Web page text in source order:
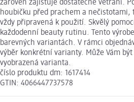
zároveň zajišťuje dostatečné větrání.
houbičku před prachem a nečistotami,
vždy připravená k použití. Skvělý
každodenní beauty rutinu. Tento
barevných variantách. V rámci
výběr konkrétní varianty. Může Vám
vyobrazená varianta.
číslo produktu dm: 1617414
GTIN: 4066447737578